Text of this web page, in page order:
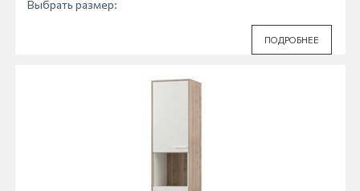
Выбрать размер:
ПОДРОБНЕЕ